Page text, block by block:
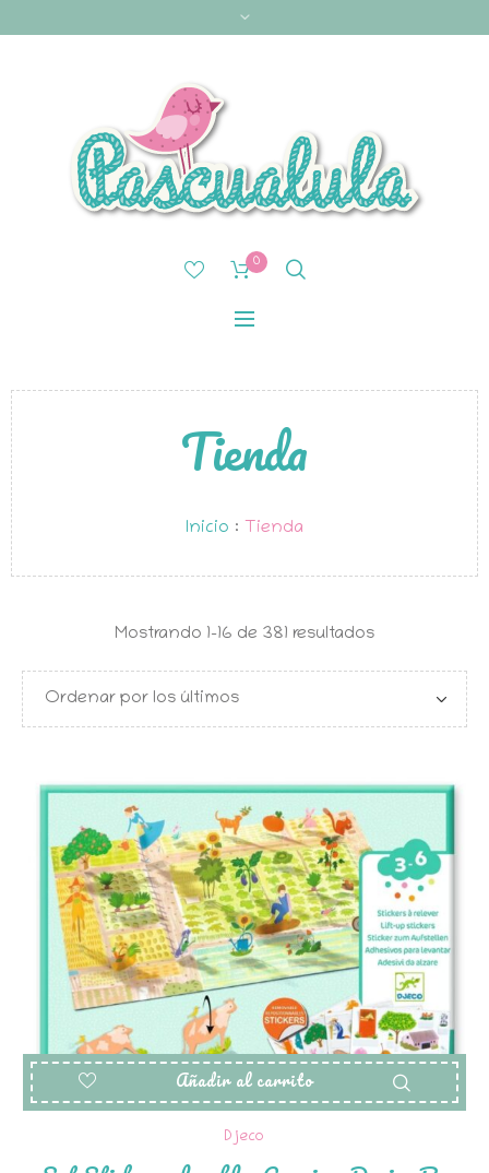
0
Tienda
Inicio : Tienda
Mostrando 1–16 de 381 resultadosOrdenado
Añadir al carrito
Djeco